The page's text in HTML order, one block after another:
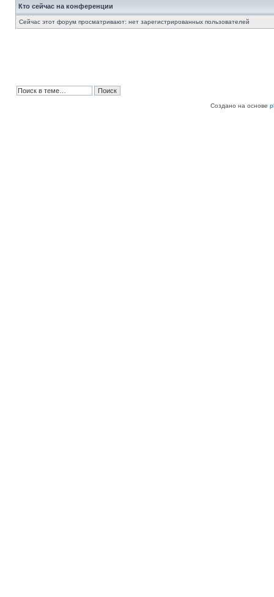
Кто сейчас на конференции
Сейчас этот форум просматривают: нет зарегистрированных пользователей
Создано на основе